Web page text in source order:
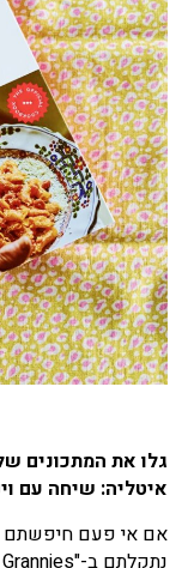
גלו את המתכונים
איטליה: שיחה עם
אם אי פעם חיפשתם